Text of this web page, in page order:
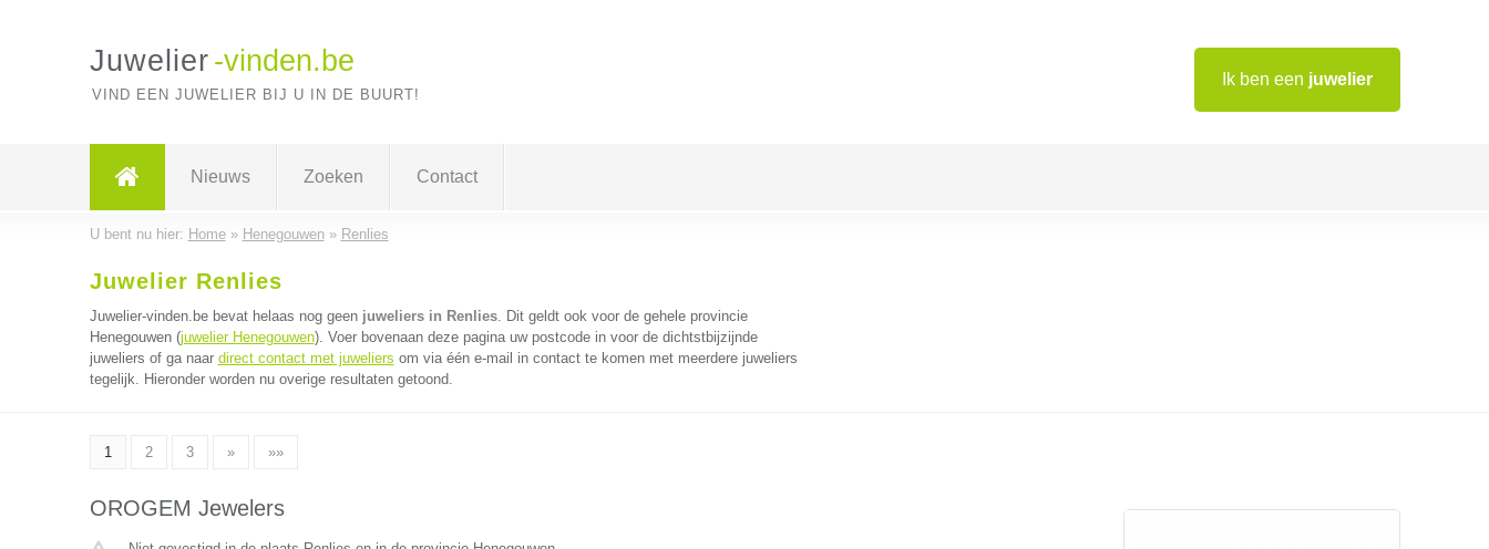
Ik ben een juwelier
Juwelier -vinden.be
VIND EEN JUWELIER BIJ U IN DE BUURT!
Nieuws Zoeken Contact
U bent nu hier: Home» Henegouwen» Renlies
Juwelier Renlies
Juwelier-vinden.be bevat helaas nog geen juweliers in Renlies. Dit geldt ook voor de gehele provincie
Henegouwen (juwelier Henegouwen). Voer bovenaan deze pagina uw postcode in voor de dichtstbijzijnde
juweliers of ga naar direct contact met juweliers om via één e-mail in contact te komen met meerdere juweliers
tegelijk. Hieronder worden nu overige resultaten getoond.
1 2 3 » »»
OROGEM Jewelers